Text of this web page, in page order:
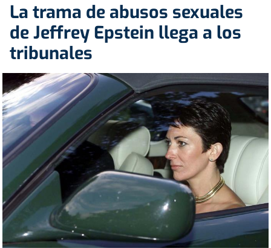
La trama de abusos sexuales
de Jeffrey Epstein llega a los
tribunales